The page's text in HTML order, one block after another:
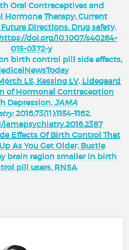
Oral Contraceptives and
Hormone Therapy: Current
Directions. Drug safety,
https://doi.org/10.1007/s40264-
015-0372-y
birth control pill side effects,
LS, Kessing LV, Lidegaard
of Hormonal Contraception
Depression.JAMA
2016;73(11):1154–1162.
jamapsychiatry.2016.2387
Effects Of Birth Control That
As You Get Older, Bustle
brain region smaller in birth
pill users, RNSA